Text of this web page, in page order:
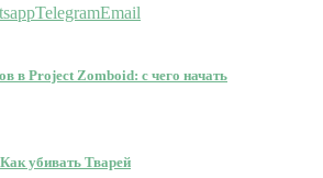
TelegramEmail
в Project Zomboid: с чего начать
убивать Тварей